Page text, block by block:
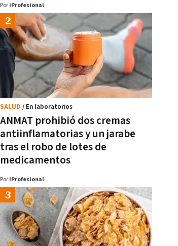
Por iProfesional
ANMAT prohibió dos cremas
antiinflamatorias y un jarabe
tras el robo de lotes de
medicamentos
SALUD / En laboratorios
Por iProfesional